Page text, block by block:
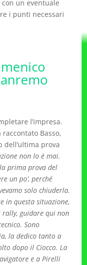
un eventuale
i punti necessari
l’impresa.
Basso,
dell’ultima prova
non lo è mai.
prima prova del
un po’, perché
solo chiuderla.
in questa situazione,
rally, guidare qui non
Sono
la dedico tanto a
dopo il Ciocco. La
e a Pirelli